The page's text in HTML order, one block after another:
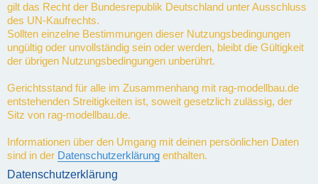
gilt das Recht der Bundesrepublik Deutschland unter Ausschluss
des UN-Kaufrechts.
Sollten einzelne Bestimmungen dieser Nutzungsbedingungen
ungültig oder unvollständig sein oder werden, bleibt die Gültigkeit
der übrigen Nutzungsbedingungen unberührt.
Gerichtsstand für alle im Zusammenhang mit rag-modellbau.de
entstehenden Streitigkeiten ist, soweit gesetzlich zulässig, der
Sitz von rag-modellbau.de.
Informationen über den Umgang mit deinen persönlichen Daten
sind in der Datenschutzerklärung enthalten.
Datenschutzerklärung